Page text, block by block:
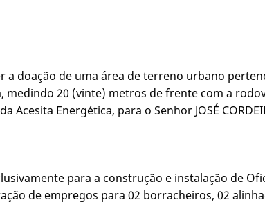
a doação de uma área de terreno urbano
20 (vinte) metros de frente com a
Energética, para o Senhor JOSÉ
para a construção e instalação de
de empregos para 02 borracheiros, 02